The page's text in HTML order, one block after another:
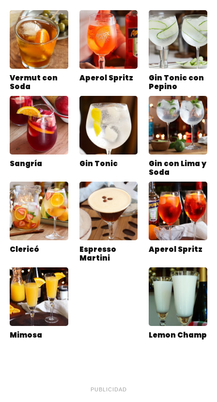
Vermut con
Soda
Aperol Spritz
Gin Tonic con
Pepino
Sangría Gin Tonic
Gin con Lima y
Soda
Clericó
Espresso
Martini
Aperol Spritz
Mimosa Lemon Champ
PUBLICIDAD